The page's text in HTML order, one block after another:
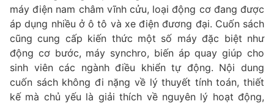
máy điện nam châm vĩnh cửu, loại động cơ đang được
áp dụng nhiều ở ô tô và xe điện đương đại. Cuốn sách
cũng cung cấp kiến thức một số máy đặc biệt như
động cơ bước, máy synchro, biến áp quay giúp cho
sinh viên các ngành điều khiển tự động. Nội dung
cuốn sách không đi nặng về lý thuyết tính toán, thiết
kế mà chủ yếu là giải thích về nguyên lý hoạt động,